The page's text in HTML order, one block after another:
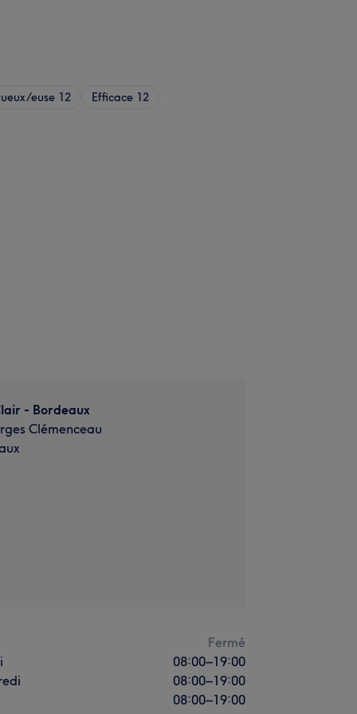
euse 12 Efficace 12
- Bordeaux
Clémenceau
Fermé
08:00–19:00
08:00–19:00
08:00–19:00